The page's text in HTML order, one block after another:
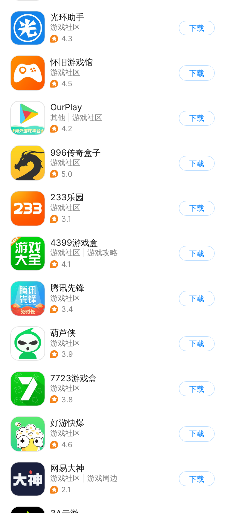
光环助手
游戏社区
4.3
下载
怀旧游戏馆
游戏社区
4.5
下载
OurPlay
其他
游戏社区
4.2
下载
996传奇盒子
游戏社区
5.0
下载
233乐园
游戏社区
3.1
下载
4399游戏盒
游戏社区
游戏攻略
4.1
下载
腾讯先锋
游戏社区
3.4
下载
葫芦侠
游戏社区
3.9
下载
7723游戏盒
游戏社区
3.8
下载
好游快爆
游戏社区
4.6
下载
网易大神
游戏社区
游戏周边
2.1
下载